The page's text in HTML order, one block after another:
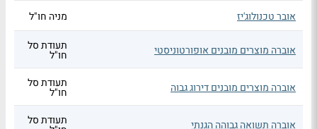
אובר טכנולוג'יז מניה חו"ל
אוברה מוצרים מובנים אופורטוניסטי תעודת סל
חו"ל
אוברה מוצרים מובנים דירוג גבוה תעודת סל
חו"ל
אוברה תשואה גבוהה הגנתי תעודת סל